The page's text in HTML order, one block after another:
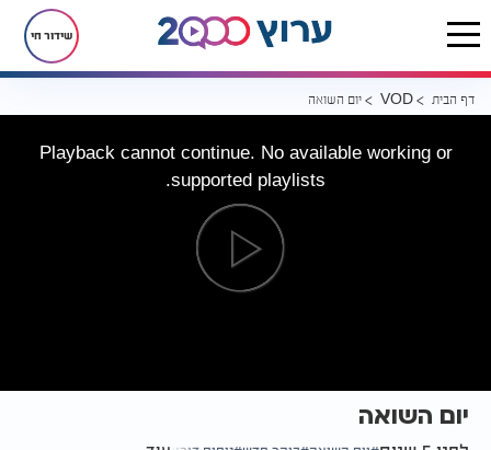
שידור חי
דף הבית VOD יום השואה
Playback cannot continue. No available working or
supported playlists.
יום השואה